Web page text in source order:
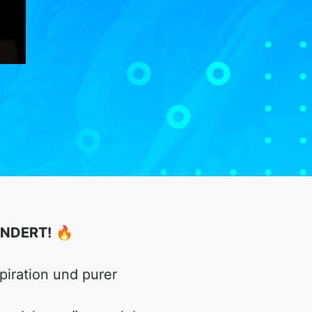
🔥
und purer